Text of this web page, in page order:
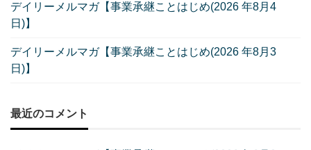
デイリーメルマガ【事業承継ことはじめ(2026 年8月4
日)】
デイリーメルマガ【事業承継ことはじめ(2026 年8月3
日)】
最近のコメント